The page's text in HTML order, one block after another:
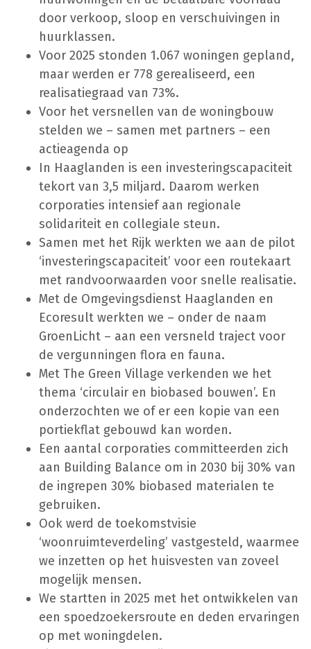
door verkoop, sloop en verschuivingen in
huurklassen.
Voor 2025 stonden 1.067 woningen gepland,
maar werden er 778 gerealiseerd, een
realisatiegraad van 73%.
Voor het versnellen van de woningbouw
stelden we – samen met partners – een
actieagenda op
In Haaglanden is een investeringscapaciteit
tekort van 3,5 miljard. Daarom werken
corporaties intensief aan regionale
solidariteit en collegiale steun.
Samen met het Rijk werkten we aan de pilot
‘investeringscapaciteit’ voor een routekaart
met randvoorwaarden voor snelle realisatie.
Met de Omgevingsdienst Haaglanden en
Ecoresult werkten we – onder de naam
GroenLicht – aan een versneld traject voor
de vergunningen flora en fauna.
Met The Green Village verkenden we het
thema ‘circulair en biobased bouwen’. En
onderzochten we of er een kopie van een
portiekflat gebouwd kan worden.
Een aantal corporaties committeerden zich
aan Building Balance om in 2030 bij 30% van
de ingrepen 30% biobased materialen te
gebruiken.
Ook werd de toekomstvisie
‘woonruimteverdeling’ vastgesteld, waarmee
we inzetten op het huisvesten van zoveel
mogelijk mensen.
We startten in 2025 met het ontwikkelen van
een spoedzoekersroute en deden ervaringen
op met woningdelen.